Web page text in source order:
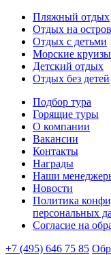
Пляжный отдых
Отдых на
Отдых с детьми
Морские круизы
Детский отдых
Отдых без детей
Подбор тура
Горящие туры
О компании
Вакансии
Контакты
Награды
Наши
Новости
Политика
персональных
Согласие на
+7 (495) 646 75 85